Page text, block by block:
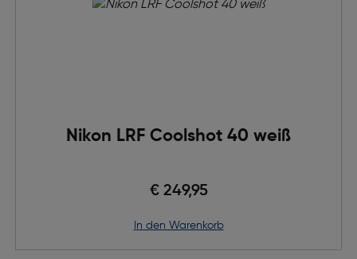
Nikon LRF Coolshot 40 weiß
€ 249,95
in den Warenkorb